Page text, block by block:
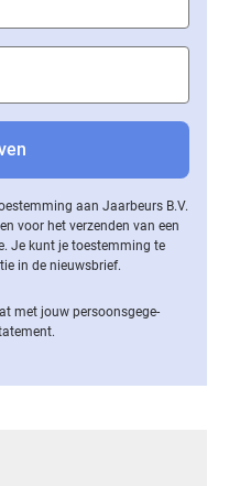
aan Jaarbeurs B.V.
voor het verzenden van een
Je kunt je toestemming te
in de nieuwsbrief.
met jouw per­soons­ge­ge­